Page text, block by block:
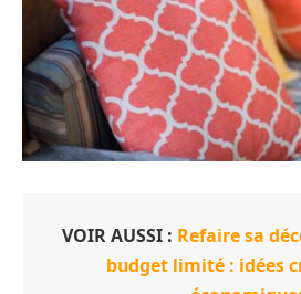
VOIR AUSSI : Refaire sa
budget limité : idées